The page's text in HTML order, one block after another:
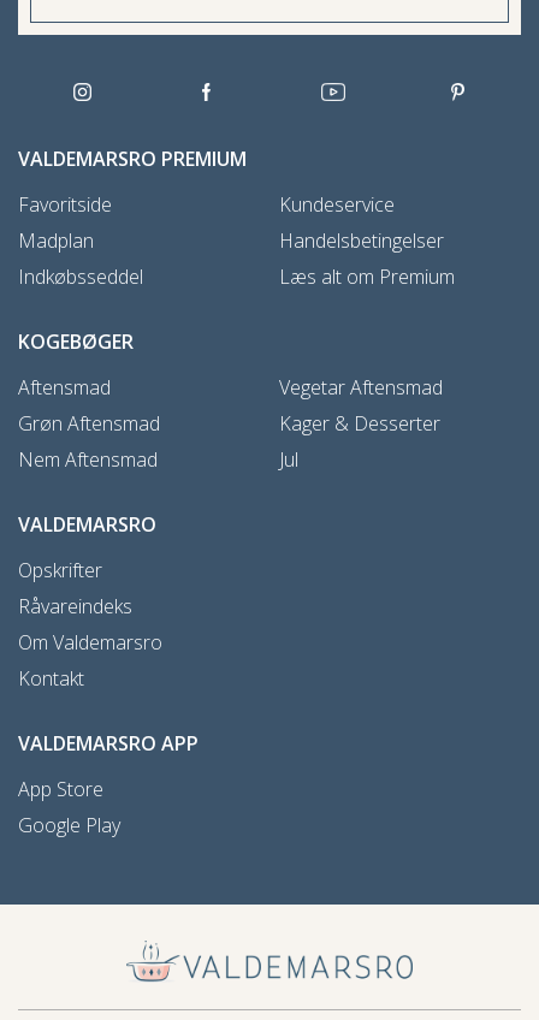
VALDEMARSRO PREMIUM
Favoritside
Madplan
Indkøbsseddel
Kundeservice
Handelsbetingelser
Læs alt om Premium
KOGEBØGER
Aftensmad
Grøn Aftensmad
Nem Aftensmad
Vegetar Aftensmad
Kager & Desserter
Jul
VALDEMARSRO
Opskrifter
Råvareindeks
Om Valdemarsro
Kontakt
VALDEMARSRO APP
App Store
Google Play